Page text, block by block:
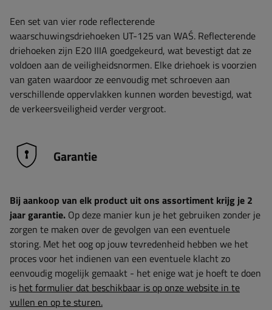
Een set van vier rode reflecterende
waarschuwingsdriehoeken UT-125 van WAŚ. Reflecterende
driehoeken zijn E20 IIIA goedgekeurd, wat bevestigt dat ze
voldoen aan de veiligheidsnormen. Elke driehoek is voorzien
van gaten waardoor ze eenvoudig met schroeven aan
verschillende oppervlakken kunnen worden bevestigd, wat
de verkeersveiligheid verder vergroot.
Garantie
Bij aankoop van elk product uit ons assortiment krijg je 2
jaar garantie. Op deze manier kun je het gebruiken zonder je
zorgen te maken over de gevolgen van een eventuele
storing. Met het oog op jouw tevredenheid hebben we het
proces voor het indienen van een eventuele klacht zo
eenvoudig mogelijk gemaakt - het enige wat je hoeft te doen
is het formulier dat beschikbaar is op onze website in te
vullen en op te sturen.